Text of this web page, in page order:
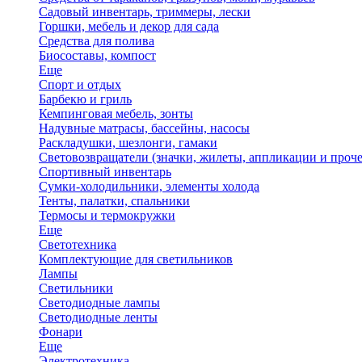
Садовый инвентарь, триммеры, лески
Горшки, мебель и декор для сада
Средства для полива
Биосоставы, компост
Еще
Спорт и отдых
Барбекю и гриль
Кемпинговая мебель, зонты
Надувные матрасы, бассейны, насосы
Раскладушки, шезлонги, гамаки
Световозвращатели (значки, жилеты, аппликации и
Спортивный инвентарь
Сумки-холодильники, элементы холода
Тенты, палатки, спальники
Термосы и термокружки
Еще
Светотехника
Комплектующие для светильников
Лампы
Светильники
Светодиодные лампы
Светодиодные ленты
Фонари
Еще